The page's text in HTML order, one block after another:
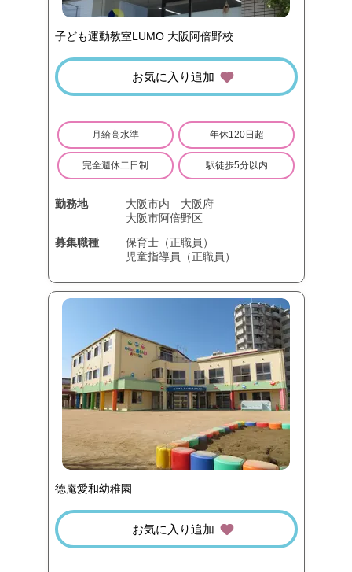
子ども運動教室LUMO 大阪阿倍野校
お気に入り追加
月給高水準 年休120日超
完全週休二日制 駅徒歩5分以内
勤務地 大阪市内
大阪府
大阪市阿倍野区
募集職種
保育士（正職員）
児童指導員（正職員）
徳庵愛和幼稚園
お気に入り追加